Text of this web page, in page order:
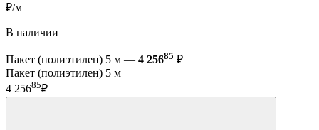
₽/м
В наличии
Пакет (полиэтилен) 5 м — 4 25685 ₽
Пакет (полиэтилен) 5 м
4 25685₽